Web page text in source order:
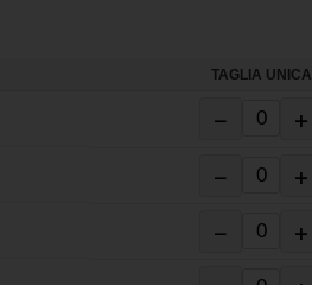
TAGLIA UNICA
− +
− +
− +